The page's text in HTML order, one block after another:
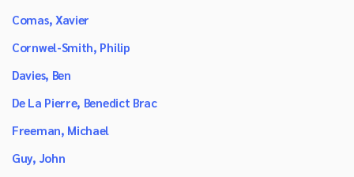
Comas, Xavier
Cornwel-Smith, Philip
Davies, Ben
De La Pierre, Benedict Brac
Freeman, Michael
Guy, John